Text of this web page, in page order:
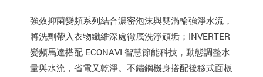
強效抑菌變頻系列結合濃密泡沫與雙渦輪強淨水流，
將洗劑帶入衣物纖維深處徹底洗淨頑垢；INVERTER
變頻馬達搭配 ECONAVI 智慧節能科技，動態調整水
量與水流，省電又乾淨。不鏽鋼機身搭配後移式面板